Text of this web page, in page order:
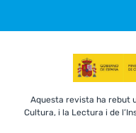
Aquesta revista ha rebut
Cultura, i la Lectura i de